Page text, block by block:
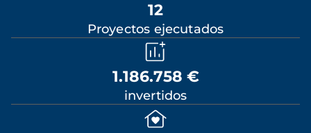
12
Proyectos ejecutados
1.186.758 €
invertidos